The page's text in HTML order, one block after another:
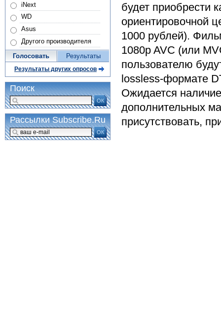
будет приобрести
ориентировочной
1000 рублей).
1080p AVC (или
пользователю
lossless-формате
Ожидается
дополнительных
присутствовать,
iNext
WD
Asus
Другого производителя
Голосовать Результаты
Результаты других опросов
Поиск
ОК
Рассылки Subscribe.Ru
ОК